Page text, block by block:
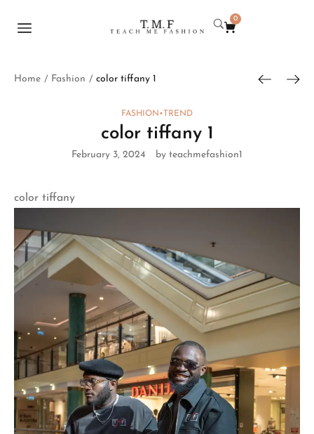
0
Home / Fashion / color tiffany 1
FASHION •TREND
color tiffany 1
February 3, 2024 by teachmefashion1
color tiffany